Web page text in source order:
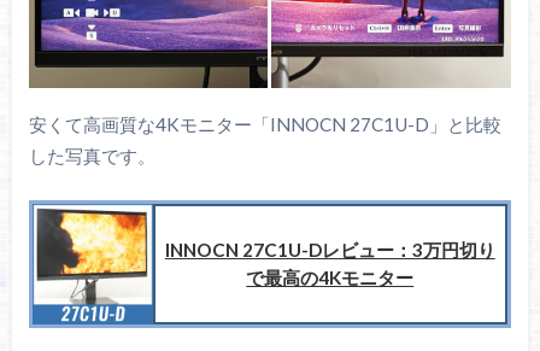
安くて高画質な4Kモニター「INNOCN 27C1U-D」と比較
した写真です。
INNOCN 27C1U-Dレビュー：3万円切り
で最高の4Kモニター